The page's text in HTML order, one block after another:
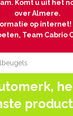
Komt u uit het
over Almere.
op
Team Cabrio